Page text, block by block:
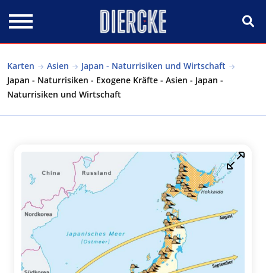
Karten Asien
Japan - Naturrisiken und Wirtschaft
Japan - Naturrisiken - Exogene Kräfte - Asien - Japan -
Naturrisiken und Wirtschaft